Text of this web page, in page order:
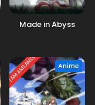
Made in Abyss
TAMAMLANDI Anime